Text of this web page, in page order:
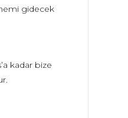
gidecek
kadar bize